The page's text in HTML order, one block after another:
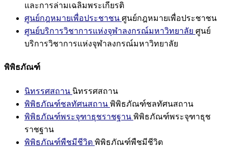
และการล่ามเฉลิมพระเกียรติ
ศูนย์กฎหมายเพื่อประชาชน ศูนย์กฎหมายเพื่อประชาชน
ศูนย์บริการวิชาการแห่งจุฬาลงกรณ์มหาวิทยาลัย ศูนย์
บริการวิชาการแห่งจุฬาลงกรณ์มหาวิทยาลัย
พิพิธภัณฑ์
นิทรรศสถาน นิทรรศสถาน
พิพิธภัณฑ์ชลทัศนสถาน พิพิธภัณฑ์ชลทัศนสถาน
พิพิธภัณฑ์พระจุฑาธุชราชฐาน พิพิธภัณฑ์พระจุฑาธุช
ราชฐาน
พิพิธภัณฑ์พืชมีชีวิต พิพิธภัณฑ์พืชมีชีวิต